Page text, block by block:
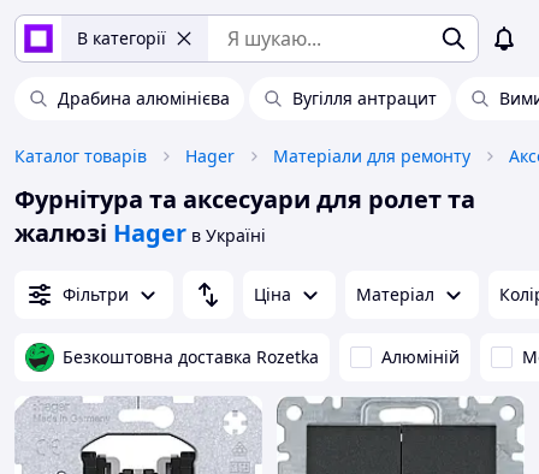
В категорії
Драбина алюмінієва Вугілля антрацит
Каталог товарів Hager Матеріали для ремонту
Фурнітура та аксесуари для ролет та
жалюзі Hager в Україні
Фільтри Ціна Матеріал
Безкоштовна доставка Rozetka Алюміній